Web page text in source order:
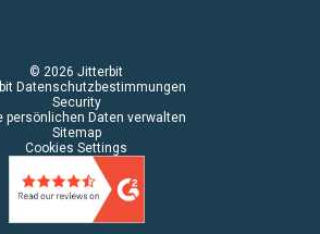
© 2026 Jitterbit
Datenschutzbestimmungen
Security
persönlichen Daten verwalten
Sitemap
Cookies Settings